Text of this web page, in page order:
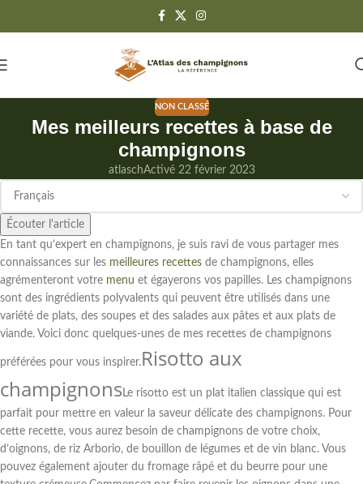
NON CLASSÉ
Mes meilleurs recettes à base de
champignons
atlaschActivé 22 février 2023
Écouter l'article
En tant qu’expert en champignons, je suis ravi de vous partager mes
connaissances sur les meilleures recettes de champignons, elles
agrémenteront votre menu et égayerons vos papilles. Les champignons
sont des ingrédients polyvalents qui peuvent être utilisés dans une
variété de plats, des soupes et des salades aux pâtes et aux plats de
viande. Voici donc quelques-unes de mes recettes de champignons
préférées pour vous inspirer.Risotto aux
champignonsLe risotto est un plat italien classique qui est
parfait pour mettre en valeur la saveur délicate des champignons. Pour
cette recette, vous aurez besoin de champignons de votre choix,
d’oignons, de riz Arborio, de bouillon de légumes et de vin blanc. Vous
pouvez également ajouter du fromage râpé et du beurre pour une